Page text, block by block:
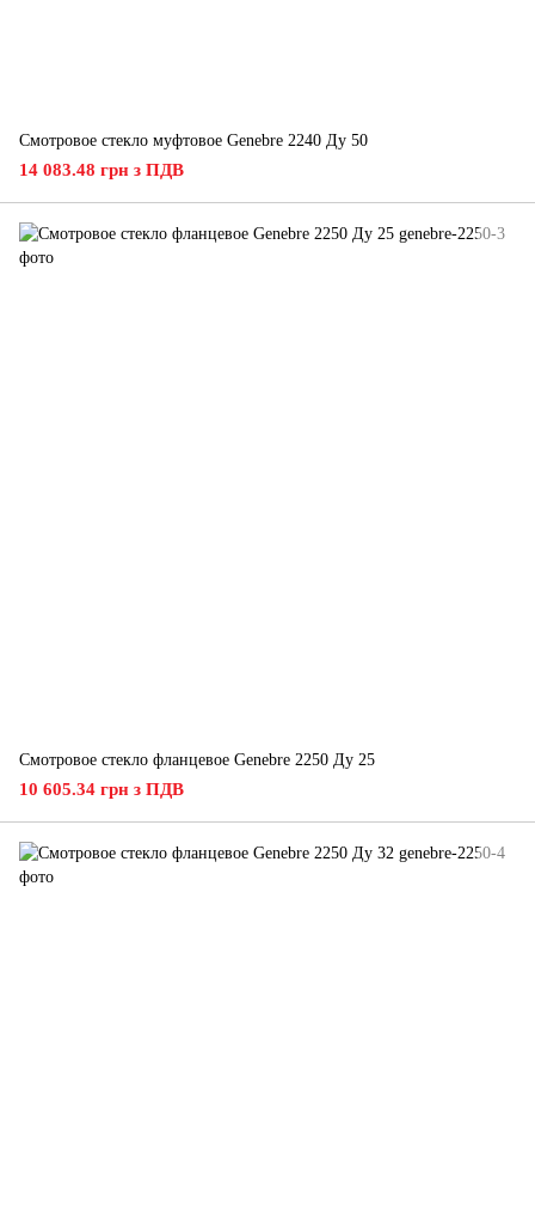
Смотровое стекло муфтовое Genebre 2240 Ду 50
14 083.48 грн з ПДВ
Смотровое стекло фланцевое Genebre 2250 Ду 25
10 605.34 грн з ПДВ